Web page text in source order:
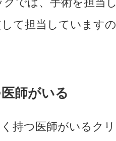
て担当しています
師がいる
持つ医師がいるク